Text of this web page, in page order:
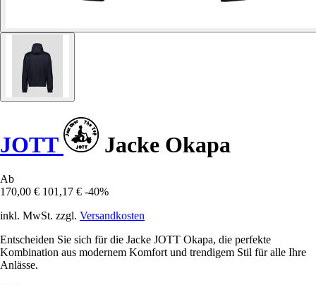
JOTT Jacke Okapa
Ab
170,00 € 101,17 € -40%
inkl. MwSt. zzgl. Versandkosten
Entscheiden Sie sich für die Jacke JOTT Okapa, die perfekte
Kombination aus modernem Komfort und trendigem Stil für alle Ihre
Anlässe.